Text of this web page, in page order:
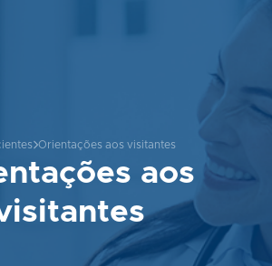
Orientações aos visitantes
aos